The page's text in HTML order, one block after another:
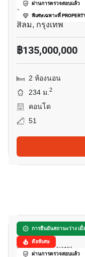
ผ่านการตรวจสอบแล้ว
พิเศษเฉพาะที่
แบง ค๊อก
สีลม, กรุงเทพ
฿135,000,000
2 ห้องนอน
234 ม.2
คอนโด
51
การยืนยันสถานะว่าง เ
ดีลพิเศษ
ผ่านการตรวจสอบแล้ว
เดอะ รูม สาทร
สุรศักดิ์, กรุงเทพ